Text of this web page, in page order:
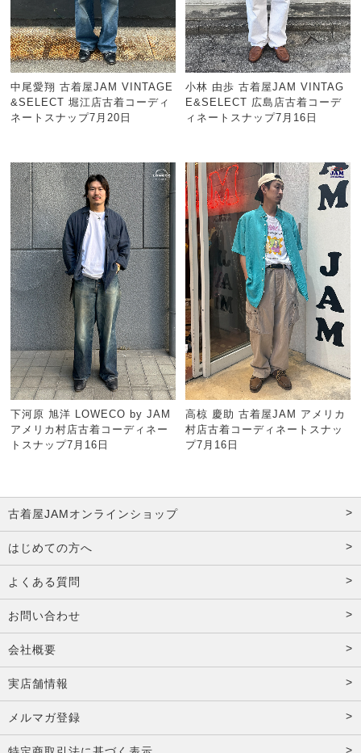
中尾愛翔 古着屋JAM VINTAGE
&SELECT 堀江店古着コーディ
ネートスナップ7月20日
小林 由歩 古着屋JAM VINTAG
E&SELECT 広島店古着コーデ
ィネートスナップ7月16日
下河原 旭洋 LOWECO by JAM
アメリカ村店古着コーディネー
トスナップ7月16日
高椋 慶助 古着屋JAM アメリカ
村店古着コーディネートスナッ
プ7月16日
古着屋JAMオンラインショップ
はじめての方へ
よくある質問
お問い合わせ
会社概要
実店舗情報
メルマガ登録